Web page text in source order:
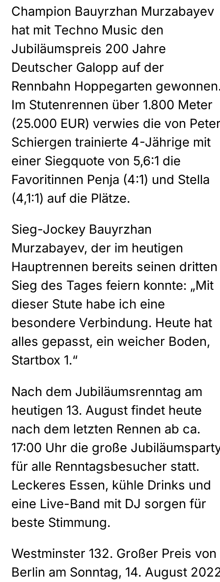
Champion Bauyrzhan Murzabayev
hat mit Techno Music den
Jubiläumspreis 200 Jahre
Deutscher Galopp auf der
Rennbahn Hoppegarten
Im Stutenrennen über 1.800 Meter
(25.000 EUR) verwies die von
Schiergen trainierte 4-Jährige mit
einer Siegquote von 5,6:1 die
Favoritinnen Penja (4:1) und Stella
(4,1:1) auf die Plätze.
Sieg-Jockey Bauyrzhan
Murzabayev, der im heutigen
Hauptrennen bereits seinen dritten
Sieg des Tages feiern konnte: „Mit
dieser Stute habe ich eine
besondere Verbindung. Heute hat
alles gepasst, ein weicher Boden,
Startbox 1.“
Nach dem Jubiläumsrenntag am
heutigen 13. August findet heute
nach dem letzten Rennen ab ca.
17:00 Uhr die große
für alle Renntagsbesucher statt.
Leckeres Essen, kühle Drinks und
eine Live-Band mit DJ sorgen für
beste Stimmung.
Westminster 132. Großer Preis von
Berlin am Sonntag, 14. August